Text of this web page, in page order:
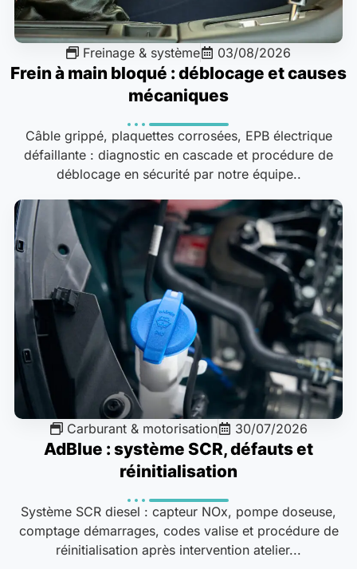
Freinage & système 03/08/2026
Frein à main bloqué : déblocage et causes
mécaniques
Câble grippé, plaquettes corrosées, EPB électrique
défaillante : diagnostic en cascade et procédure de
déblocage en sécurité par notre équipe..
Carburant & motorisation 30/07/2026
AdBlue : système SCR, défauts et
réinitialisation
Système SCR diesel : capteur NOx, pompe doseuse,
comptage démarrages, codes valise et procédure de
réinitialisation après intervention atelier...